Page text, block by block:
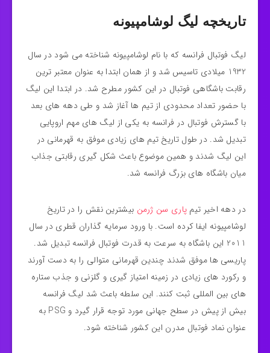
تاریخچه لیگ لوشامپیونه
لیگ فوتبال فرانسه که با نام لوشامپیونه شناخته می‌ شود در سال
1932 میلادی تاسیس شد و از همان ابتدا به عنوان معتبر ترین
رقابت باشگاهی فوتبال در این کشور مطرح شد. در ابتدا این لیگ
با حضور تعداد محدودی از تیم‌ ها آغاز شد و طی دهه‌ های بعد
با گسترش فوتبال در فرانسه به یکی از لیگ‌ های مهم اروپایی
تبدیل شد. در طول تاریخ تیم‌ های زیادی موفق به قهرمانی در
این لیگ شدند و همین موضوع باعث شکل‌ گیری رقابتی جذاب
میان باشگاه‌ های بزرگ فرانسه شد.
در دهه اخیر تیم پاری سن ژرمن بیشترین نقش را در تاریخ
لوشامپیونه ایفا کرده است. با ورود سرمایه‌ گذاران قطری در سال
2011 این باشگاه به سرعت به قدرت فوتبال فرانسه تبدیل شد.
پاریسی‌ ها موفق شدند چندین قهرمانی متوالی را به دست آورند
و رکورد های زیادی در زمینه امتیاز گیری و گلزنی و جذب ستاره‌
های بین‌ المللی ثبت کنند. این سلطه باعث شد لیگ فرانسه
بیش از پیش در سطح جهانی مورد توجه قرار گیرد و PSG به
عنوان نماد فوتبال مدرن این کشور شناخته شود.